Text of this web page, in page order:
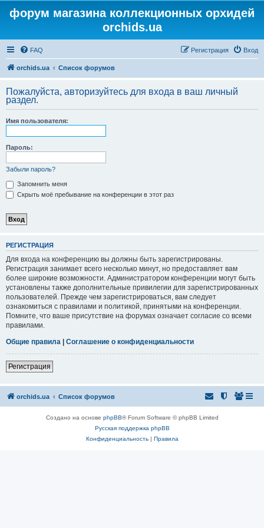
форум магазина коллекционных орхидей
orchids.ua
FAQ Вход
Регистрация
orchids.ua Список форумов
Пожалуйста, авторизуйтесь для входа в ваш личный
раздел.
Имя пользователя:
Пароль:
Забыли пароль?
Запомнить меня
Скрыть моё пребывание на конференции в этот раз
РЕГИСТРАЦИЯ
Для входа на конференцию вы должны быть зарегистрированы.
Регистрация занимает всего несколько минут, но предоставляет вам
более широкие возможности. Администратором конференции могут быть
установлены также дополнительные привилегии для зарегистрированных
пользователей. Прежде чем зарегистрироваться, вам следует
ознакомиться с правилами и политикой, принятыми на конференции.
Помните, что ваше присутствие на форумах означает согласие со всеми
правилами.
Общие правила | Соглашение о конфиденциальности
Регистрация
orchids.ua Список форумов
Создано на основе phpBB® Forum Software © phpBB Limited
Русская поддержка phpBB
Конфиденциальность| Правила